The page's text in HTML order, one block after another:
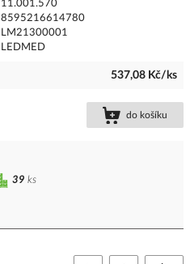
11.001.570
8595216614780
LM21300001
LEDMED
537,08 Kč/ks
do košíku
39 ks